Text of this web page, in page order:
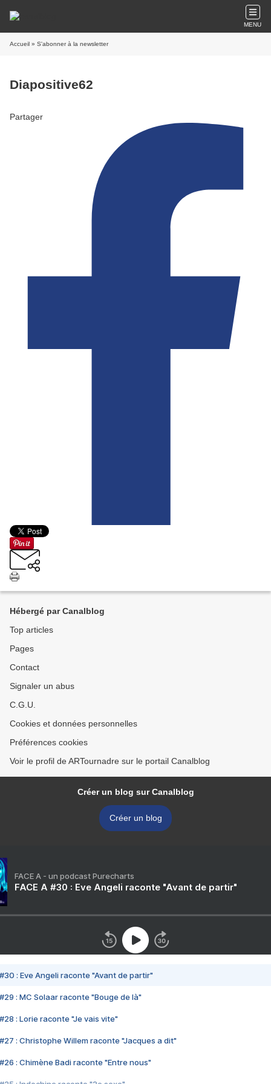
MENU
Accueil » S'abonner à la newsletter
Diapositive62
Partager
Hébergé par Canalblog
Top articles
Pages
Contact
Signaler un abus
C.G.U.
Cookies et données personnelles
Préférences cookies
Voir le profil de ARTournadre sur le portail Canalblog
Créer un blog sur Canalblog
Créer un blog
FACE A - un podcast Purecharts
FACE A #30 : Eve Angeli raconte "Avant de partir"
#30 : Eve Angeli raconte "Avant de partir"
#29 : MC Solaar raconte "Bouge de là"
#28 : Lorie raconte "Je vais vite"
#27 : Christophe Willem raconte "Jacques a dit"
#26 : Chimène Badi raconte "Entre nous"